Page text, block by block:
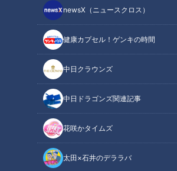
newsX（ニュースクロス）
健康カプセル！ゲンキの時間
中日クラウンズ
中日ドラゴンズ関連記事
花咲かタイムズ
太田×石井のデララバ
記事に戻る